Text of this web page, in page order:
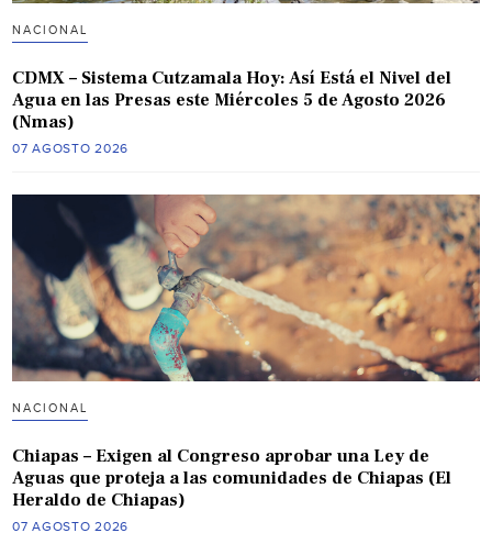
NACIONAL
CDMX – Sistema Cutzamala Hoy: Así Está el Nivel del
Agua en las Presas este Miércoles 5 de Agosto 2026
(Nmas)
07 AGOSTO 2026
NACIONAL
Chiapas – Exigen al Congreso aprobar una Ley de
Aguas que proteja a las comunidades de Chiapas (El
Heraldo de Chiapas)
07 AGOSTO 2026